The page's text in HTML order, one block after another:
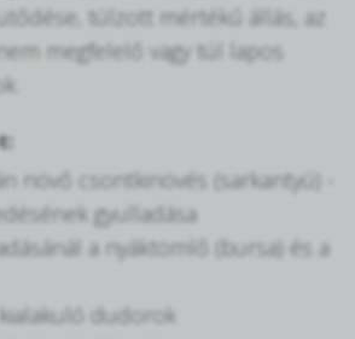
túlzott mértékű állás, az
megfelelő vagy túl lapos
növő csontkinövés (sarkantyú) -
gyulladása
a nyáktömlő (bursa) és a
dudorok